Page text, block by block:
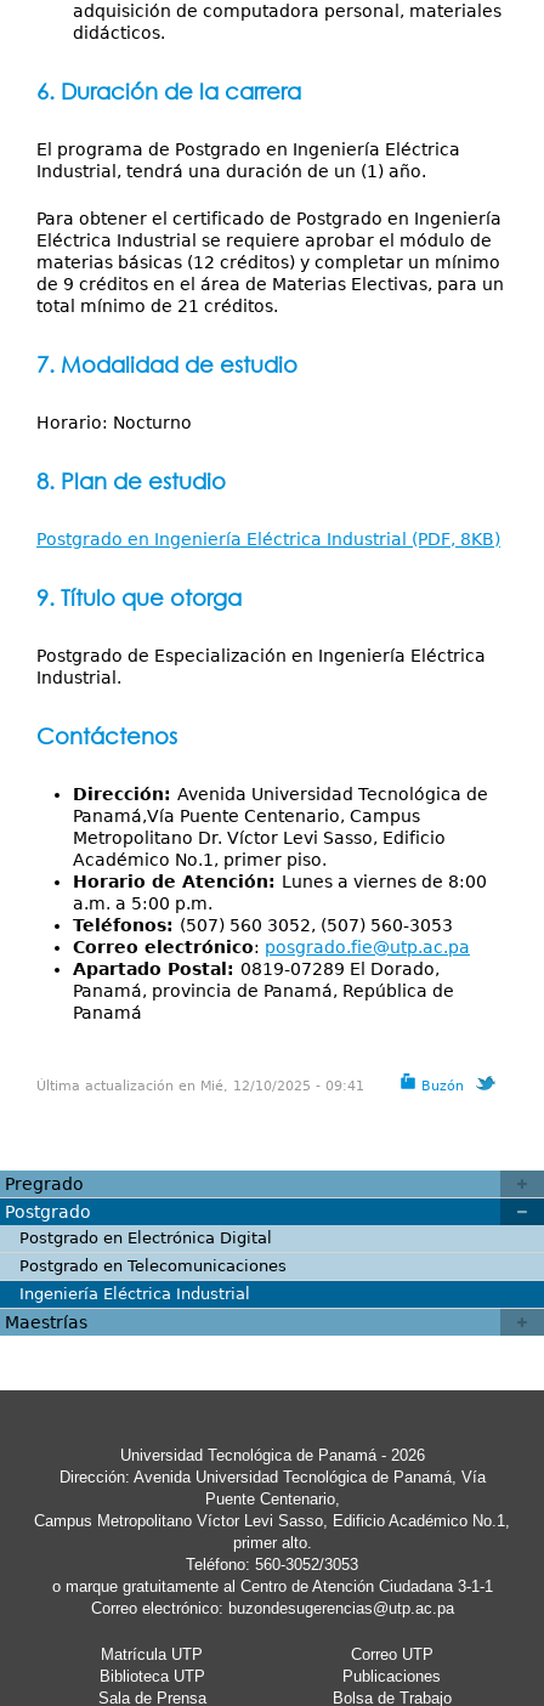
adquisición de computadora personal, materiales
didácticos.
6. Duración de la carrera
El programa de Postgrado en Ingeniería Eléctrica
Industrial, tendrá una duración de un (1) año.
Para obtener el certificado de Postgrado en Ingeniería
Eléctrica Industrial se requiere aprobar el módulo de
materias básicas (12 créditos) y completar un mínimo
de 9 créditos en el área de Materias Electivas, para un
total mínimo de 21 créditos.
7. Modalidad de estudio
Horario: Nocturno
8. Plan de estudio
Postgrado en Ingeniería Eléctrica Industrial (PDF, 8KB)
9. Título que otorga
Postgrado de Especialización en Ingeniería Eléctrica
Industrial.
Contáctenos
Dirección: Avenida Universidad Tecnológica de
Panamá,Vía Puente Centenario, Campus
Metropolitano Dr. Víctor Levi Sasso, Edificio
Académico No.1, primer piso.
Horario de Atención: Lunes a viernes de 8:00
a.m. a 5:00 p.m.
Teléfonos: (507) 560 3052, (507) 560-3053
Correo electrónico: posgrado.fie@utp.ac.pa
Apartado Postal: 0819-07289 El Dorado,
Panamá, provincia de Panamá, República de
Panamá
Buzón
Última actualización en Mié, 12/10/2025 - 09:41
Pregrado
Postgrado
Postgrado en Electrónica Digital
Postgrado en Telecomunicaciones
Ingeniería Eléctrica Industrial
Maestrías
Universidad Tecnológica de Panamá - 2026
Dirección: Avenida Universidad Tecnológica de Panamá, Vía
Puente Centenario,
Campus Metropolitano Víctor Levi Sasso, Edificio Académico No.1,
primer alto.
Teléfono: 560-3052/3053
o marque gratuitamente al Centro de Atención Ciudadana 3-1-1
Correo electrónico: buzondesugerencias@utp.ac.pa
Matrícula UTP
Correo UTP
Biblioteca UTP
Publicaciones
Sala de Prensa
Bolsa de Trabajo